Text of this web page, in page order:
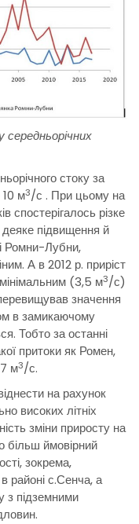
середньорічних
стоку за
10 м3/с . При цьому на
спостерігалось різке
підвищення й
Ромни-Лубни,
А в 2012 р. приріст
(3,5 м3/с)
значення
в замикаючому
Тобто за останні
притоки як Ромен,
м3/с.
на рахунок
високих літніх
зміни приросту на
більш ймовірний
зокрема,
районі с.Сенча, а
з підземними